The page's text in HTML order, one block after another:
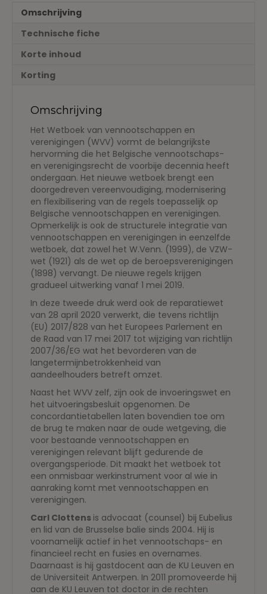
Inclusief
en
aantal
Omschrijving
Technische fiche
Korte inhoud
Korting
Omschrijving
Het Wetboek van vennootschappen en
verenigingen (WVV) vormt de belangrijkste
hervorming die het Belgische vennootschaps-
en verenigingsrecht de voorbije decennia heeft
ondergaan. Het nieuwe wetboek brengt een
doorgedreven vereenvoudiging, modernisering
en flexibilisering van de regels toepasselijk op
Belgische vennootschappen en verenigingen.
Opmerkelijk is ook de structurele integratie van
vennootschappen en verenigingen in eenzelfde
wetboek, dat zowel het W.Venn. (1999), de VZW-
wet (1921) als de wet op de beroepsverenigingen
(1898) vervangt. De nieuwe regels krijgen
gradueel uitwerking vanaf 1 mei 2019.
In deze tweede druk werd ook de reparatiewet
van 28 april 2020 verwerkt, die tevens richtlijn
(EU) 2017/828 van het Europees Parlement en
de Raad van 17 mei 2017 tot wijziging van richtlijn
2007/36/EG wat het bevorderen van de
langetermijnbetrokkenheid van
aandeelhouders betreft omzet.
Naast het WVV zelf, zijn ook de invoeringswet en
het uitvoeringsbesluit opgenomen. De
concordantietabellen laten bovendien toe om
de brug te maken naar de oude wetgeving, die
voor bestaande vennootschappen en
verenigingen relevant blijft gedurende de
overgangsperiode. Dit maakt het wetboek tot
een onmisbaar werkinstrument voor al wie in
aanraking komt met vennootschappen en
verenigingen.
Carl Clottens is advocaat (counsel) bij Eubelius
en lid van de Brusselse balie sinds 2004. Hij is
voornamelijk actief in het vennootschaps- en
financieel recht en fusies en overnames.
Daarnaast is hij gastdocent aan de KU Leuven en
de Universiteit Antwerpen. In 2011 promoveerde hij
aan de KU Leuven tot doctor in de rechten